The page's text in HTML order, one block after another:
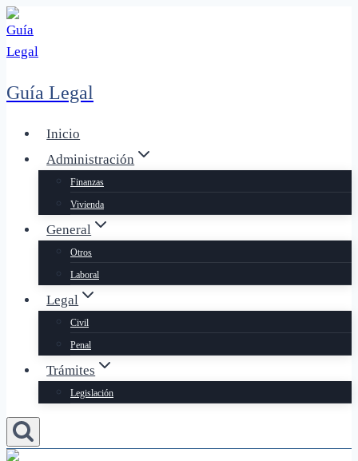
Saltar
al
contenido
Guía Legal
Inicio
Administración
Finanzas
Vivienda
General
Otros
Laboral
Legal
Civil
Penal
Trámites
Legislación